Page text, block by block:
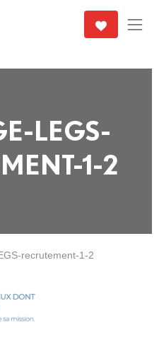
LEGS-
1-2
recrutement-1-2